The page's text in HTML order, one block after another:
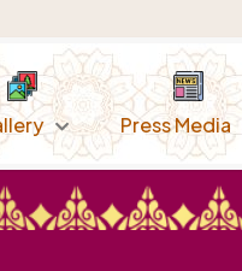
Press Media